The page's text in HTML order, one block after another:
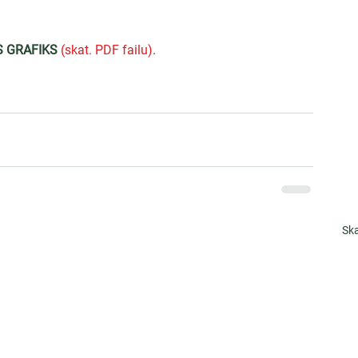
GRAFIKS (skat. PDF failu).